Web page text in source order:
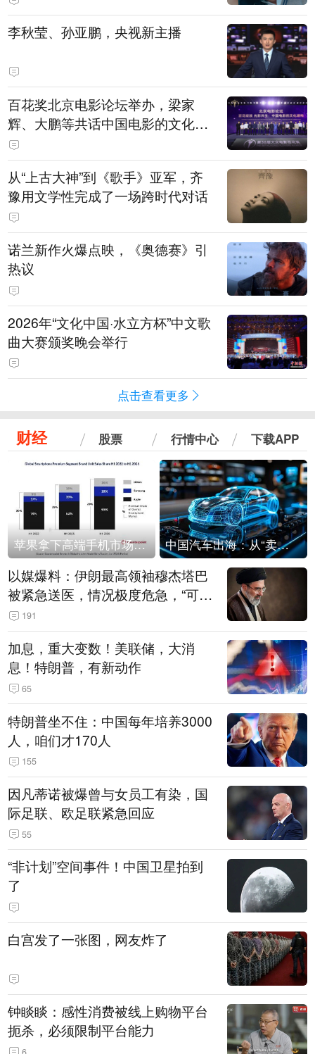
白，主演均为广州本土演员
李秋莹、孙亚鹏，央视新主播
百花奖北京电影论坛举办，梁家
辉、大鹏等共话中国电影的文化建
构
从“上古大神”到《歌手》亚军，齐
豫用文学性完成了一场跨时代对话
诺兰新作火爆点映，《奥德赛》引
热议
2026年“文化中国·水立方杯”中文歌
曲大赛颁奖晚会举行
点击查看更多
财经 股票 行情中心 下载APP
苹果拿下高端手机市场65%的份额：iPhone 17系列功不可没 中国汽车出海：从“卖出去”到“走进去”
以媒爆料：伊朗最高领袖穆杰塔巴
被紧急送医，情况极度危急，“可能
随时会死去”
191
加息，重大变数！美联储，大消
息！特朗普，有新动作
65
特朗普坐不住：中国每年培养3000
人，咱们才170人
155
因凡蒂诺被爆曾与女员工有染，国
际足联、欧足联紧急回应
55
“非计划”空间事件！中国卫星拍到
了
白宫发了一张图，网友炸了
钟睒睒：感性消费被线上购物平台
扼杀，必须限制平台能力